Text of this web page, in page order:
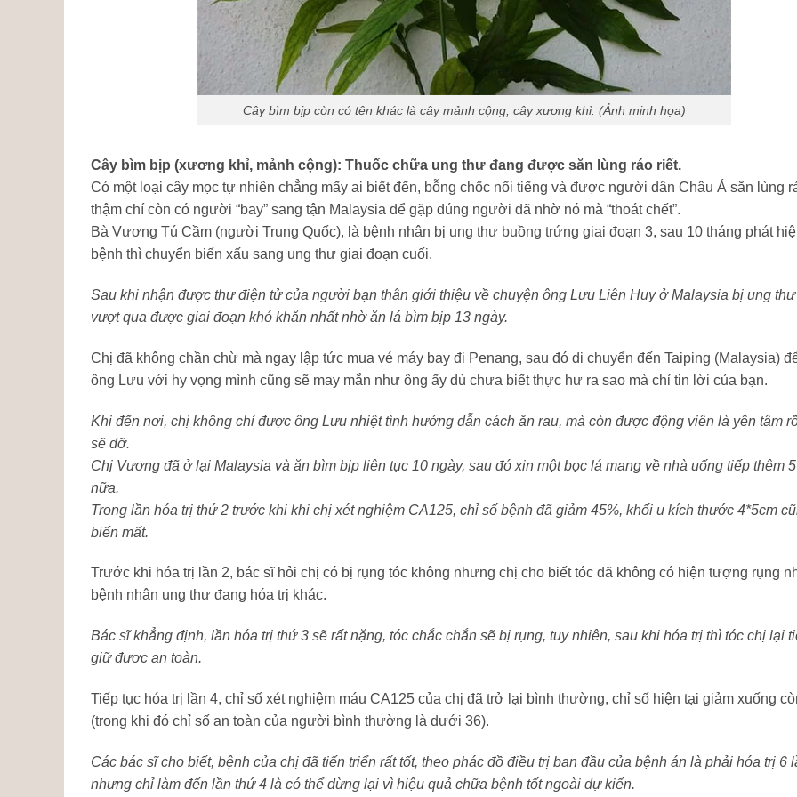
Cây bìm bịp còn có tên khác là cây mảnh cộng, cây xương khỉ. (Ảnh minh họa)
Cây bìm bịp (xương khỉ, mảnh cộng): Thuốc chữa ung thư đang được săn lùng ráo riết.
Có một loại cây mọc tự nhiên chẳng mấy ai biết đến, bỗng chốc nổi tiếng và được người dân Châu Á săn lùng
thậm chí còn có người “bay” sang tận Malaysia để gặp đúng người đã nhờ nó mà “thoát chết”.
Bà Vương Tú Cầm (người Trung Quốc), là bệnh nhân bị ung thư buồng trứng giai đoạn 3, sau 10 tháng phát
bệnh thì chuyển biến xấu sang ung thư giai đoạn cuối.
Sau khi nhận được thư điện tử của người bạn thân giới thiệu về chuyện ông Lưu Liên Huy ở Malaysia bị ung
vượt qua được giai đoạn khó khăn nhất nhờ ăn lá bìm bịp 13 ngày.
Chị đã không chần chừ mà ngay lập tức mua vé máy bay đi Penang, sau đó di chuyển đến Taiping (Malaysia)
ông Lưu với hy vọng mình cũng sẽ may mắn như ông ấy dù chưa biết thực hư ra sao mà chỉ tin lời của bạn.
Khi đến nơi, chị không chỉ được ông Lưu nhiệt tình hướng dẫn cách ăn rau, mà còn được động viên là yên tâm
sẽ đỡ.
Chị Vương đã ở lại Malaysia và ăn bìm bịp liên tục 10 ngày, sau đó xin một bọc lá mang về nhà uống tiếp thêm
nữa.
Trong lần hóa trị thứ 2 trước khi khi chị xét nghiệm CA125, chỉ số bệnh đã giảm 45%, khối u kích thước 4*5cm
biến mất.
Trước khi hóa trị lần 2, bác sĩ hỏi chị có bị rụng tóc không nhưng chị cho biết tóc đã không có hiện tượng rụng
bệnh nhân ung thư đang hóa trị khác.
Bác sĩ khẳng định, lần hóa trị thứ 3 sẽ rất nặng, tóc chắc chắn sẽ bị rụng, tuy nhiên, sau khi hóa trị thì tóc chị lại
giữ được an toàn.
Tiếp tục hóa trị lần 4, chỉ số xét nghiệm máu CA125 của chị đã trở lại bình thường, chỉ số hiện tại giảm xuống
(trong khi đó chỉ số an toàn của người bình thường là dưới 36).
Các bác sĩ cho biết, bệnh của chị đã tiến triển rất tốt, theo phác đồ điều trị ban đầu của bệnh án là phải hóa trị 6
nhưng chỉ làm đến lần thứ 4 là có thể dừng lại vì hiệu quả chữa bệnh tốt ngoài dự kiến.